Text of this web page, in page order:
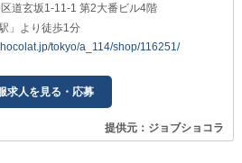
道玄坂1-11-1 第2大番ビル4階
」より徒歩1分
tokyo/a_114/shop/116251/
求人を見る・応募
提供元：ジョブショコラ